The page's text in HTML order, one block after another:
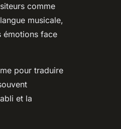
comme
musicale,
émotions face
pour traduire
et la